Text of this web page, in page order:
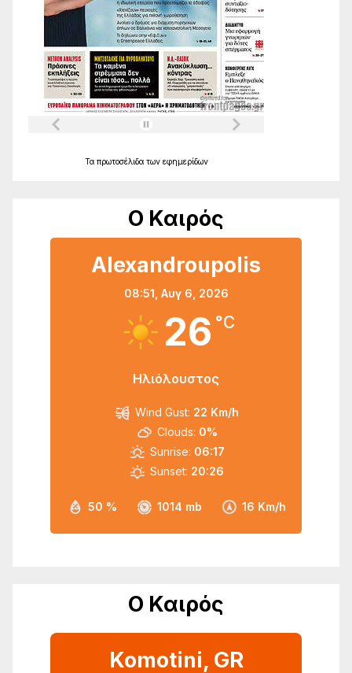
Τα πρωτοσέλιδα των εφημερίδων
Ο Καιρός
Alexandroupolis
08:51, Αυγ 6, 2026
26 °C
Ηλιόλουστος
50 % 1014 mb 16 Km/h
Wind Gust: 22 Km/h
Clouds: 0%
Sunrise: 06:17
Sunset: 20:26
Ο Καιρός
Komotini, GR